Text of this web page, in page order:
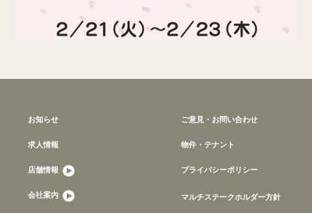
お知らせ
求人情報
店舗情報
会社案内
ご意見・お問い合わせ
物件・テナント
プライバシーポリシー
マルチステークホルダー方針